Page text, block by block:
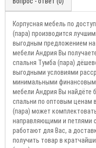
Корпусная мебель по
(пара) производится
выгодным предложением на
мебели Андрия Вы
спальня Тумба (пара)
выгодными условиями
минимальными
мебели Андрия Вы найдёте
спальни по оптовым ценам
(пара) может
направляющими и петлями
работают для Вас, а
получить товар в